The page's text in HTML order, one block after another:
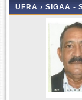
UFRA › SIGAA -